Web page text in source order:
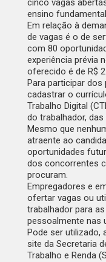
cinco vagas
ensino
Em relação à
de vagas é o de
com 80
experiência prévia
oferecido é de R$
Para participar
cadastrar o
Trabalho Digital
do trabalhador, das
Mesmo que
atraente ao
oportunidades
dos concorrentes
procuram.
Empregadores e
ofertar vagas ou
trabalhador para
pessoalmente nas
Pode ser utilizado,
site da Secretaria
Trabalho e Renda